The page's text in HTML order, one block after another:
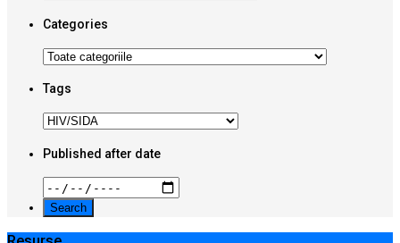
Categories
Tags
Published after date